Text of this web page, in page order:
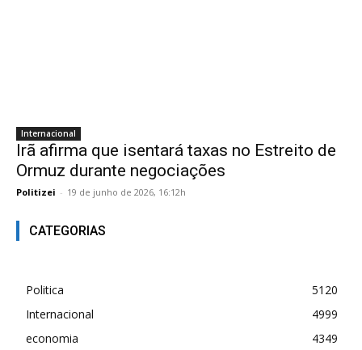
Internacional
Irã afirma que isentará taxas no Estreito de
Ormuz durante negociações
Politizei - 19 de junho de 2026, 16:12h
CATEGORIAS
Politica
5120
Internacional
4999
economia
4349